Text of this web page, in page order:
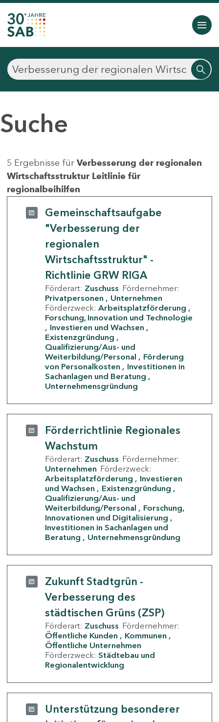
Suche
5 Ergebnisse für Verbesserung der regionalen
Wirtschaftsstruktur Leitlinie für
regionalbeihilfen
Gemeinschaftsaufgabe
"Verbesserung der
regionalen
Wirtschaftsstruktur" -
Richtlinie GRW RIGA
Förderart: Zuschuss Fördernehmer:
Privatpersonen
Unternehmen
Förderzweck: Arbeitsplatzförderung
Forschung, Innovation und Technologie
Investieren und Wachsen
Existenzgründung
Qualifizierung/Aus- und
Weiterbildung/Personal
Förderung
von Personalkosten
Investitionen in
Sachanlagen und Beratung
Unternehmensgründung
Förderrichtlinie Regionales
Wachstum
Förderart: Zuschuss Fördernehmer:
Unternehmen Förderzweck:
Arbeitsplatzförderung
Investieren
und Wachsen
Existenzgründung
Qualifizierung/Aus- und
Weiterbildung/Personal
Forschung,
Innovationen und Digitalisierung
Investitionen in Sachanlagen und
Beratung
Unternehmensgründung
Zukunft Stadtgrün -
Verbesserung des
städtischen Grüns (ZSP)
Förderart: Zuschuss Fördernehmer:
Öffentliche Kunden
Kommunen
Öffentliche Unternehmen
Förderzweck: Städtebau und
Regionalentwicklung
Unterstützung besonderer